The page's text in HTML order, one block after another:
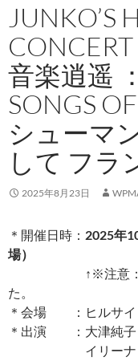
JUNKO’S
音楽逍遥
SONGS
シューマ
して フラ
2025年8月23日
＊開催日時： 2025年
場）
↑※注意：開演/
た。
＊会場 ：ヒルサイ
＊出演 ：大津純子
イリーナ・コフ